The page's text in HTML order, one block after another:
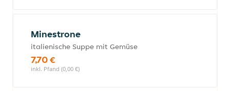
Minestrone
italienische Suppe mit Gemüse
7,70 €
inkl. Pfand (0,00 €)